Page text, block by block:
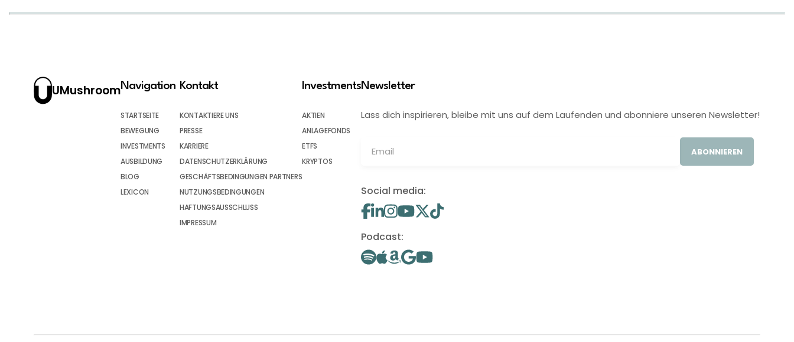
UMushroomNavigation
STARTSEITE
BEWEGUNG
INVESTMENTS
AUSBILDUNG
BLOG
LEXICON
Kontakt
KONTAKTIERE UNS
PRESSE
KARRIERE
DATENSCHUTZERKLÄRUNG
GESCHÄFTSBEDINGUNGEN PARTNERS
NUTZUNGSBEDINGUNGEN
HAFTUNGSAUSSCHLUSS
IMPRESSUM
Investments
AKTIEN
ANLAGEFONDS
ETFS
KRYPTOS
Newsletter
Lass dich inspirieren, bleibe mit uns auf dem Laufenden und abonniere unseren Newsletter!
ABONNIEREN
Social media:
Podcast: